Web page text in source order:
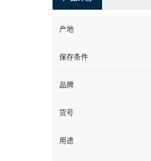
产地
保存条件
品牌
货号
用途